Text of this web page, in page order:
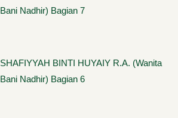
Bani Nadhir) Bagian 7
SHAFIYYAH BINTI HUYAIY R.A. (Wanita
Bani Nadhir) Bagian 6